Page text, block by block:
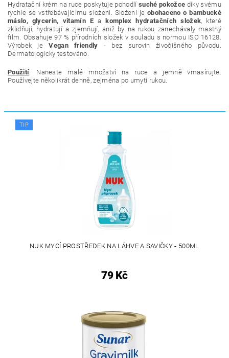
Hydratační krém na ruce poskytuje pohodlísuché pokožce díky svému
rychle se vstřebávajícímu složení. Složení je obohaceno o bambucké
máslo, glycerin, vitamín E a komplex hydratačních složek, které
zklidňují, hydratují a zjemňují, aniž by na rukou zanechávaly mastný
film. Obsahuje 97 % přírodních složek v souladu s normou ISO 16128.
Výrobek jeVegan friendly - bez surovin živočišného původu.
Dermatologicky testováno.
Použití: Naneste malé množství na ruce a jemně vmasírujte.
Používejte několikrát denně, zejména po umytí rukou.
TIP
NUK MYCÍ PROSTŘEDEK NA LÁHVE A SAVIČKY - 500ML
79 Kč